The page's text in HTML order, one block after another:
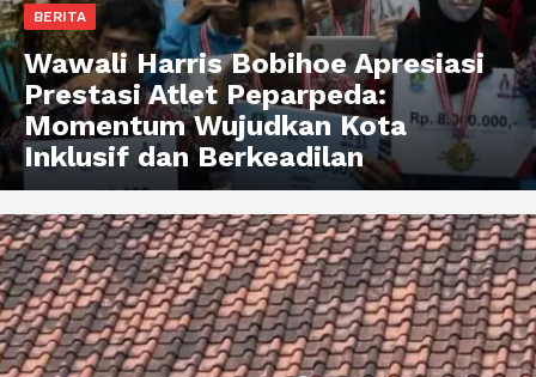
BERITA
Wawali Harris Bobihoe Apresiasi
Prestasi Atlet Peparpeda:
Momentum Wujudkan Kota
Inklusif dan Berkeadilan